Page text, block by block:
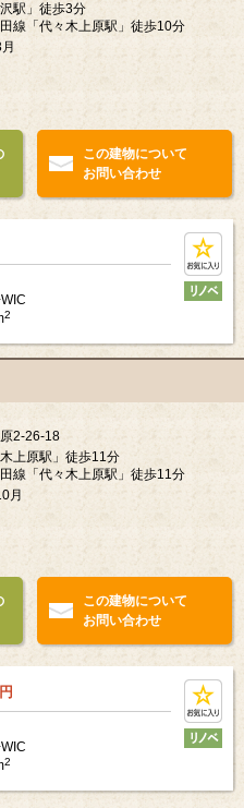
駅」徒歩3分
線「代々木上原駅」徒歩10分
この建物について
お問い合わせ
2
2-26-18
上原駅」徒歩11分
線「代々木上原駅」徒歩11分
月
この建物について
お問い合わせ
円
2